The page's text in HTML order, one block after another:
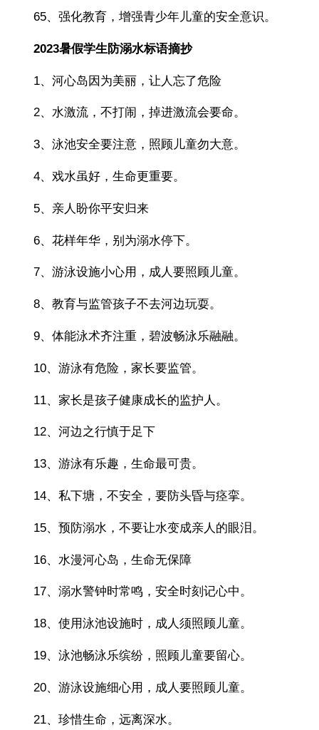
65、强化教育，增强青少年儿童的安全意识。
2023暑假学生防溺水标语摘抄
1、河心岛因为美丽，让人忘了危险
2、水激流，不打闹，掉进激流会要命。
3、泳池安全要注意，照顾儿童勿大意。
4、戏水虽好，生命更重要。
5、亲人盼你平安归来
6、花样年华，别为溺水停下。
7、游泳设施小心用，成人要照顾儿童。
8、教育与监管孩子不去河边玩耍。
9、体能泳术齐注重，碧波畅泳乐融融。
10、游泳有危险，家长要监管。
11、家长是孩子健康成长的监护人。
12、河边之行慎于足下
13、游泳有乐趣，生命最可贵。
14、私下塘，不安全，要防头昏与痉挛。
15、预防溺水，不要让水变成亲人的眼泪。
16、水漫河心岛，生命无保障
17、溺水警钟时常鸣，安全时刻记心中。
18、使用泳池设施时，成人须照顾儿童。
19、泳池畅泳乐缤纷，照顾儿童要留心。
20、游泳设施细心用，成人要照顾儿童。
21、珍惜生命，远离深水。